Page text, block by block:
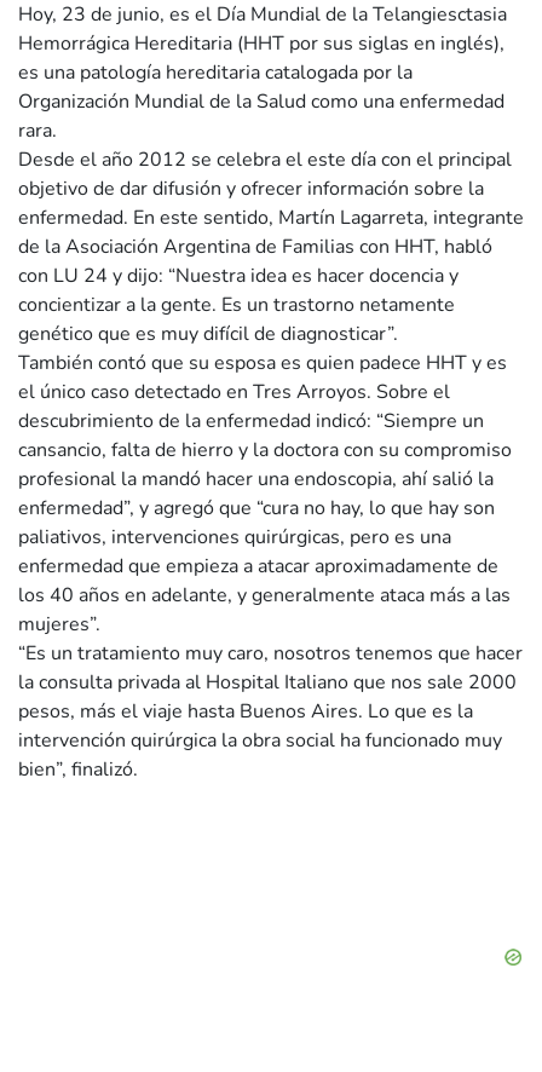
Hoy, 23 de junio, es el Día Mundial de la Telangiesctasia
Hemorrágica Hereditaria (HHT por sus siglas en inglés),
es una patología hereditaria catalogada por la
Organización Mundial de la Salud como una enfermedad
rara.
Desde el año 2012 se celebra el este día con el principal
objetivo de dar difusión y ofrecer información sobre la
enfermedad. En este sentido, Martín Lagarreta, integrante
de la Asociación Argentina de Familias con HHT, habló
con LU 24 y dijo: “Nuestra idea es hacer docencia y
concientizar a la gente. Es un trastorno netamente
genético que es muy difícil de diagnosticar”.
También contó que su esposa es quien padece HHT y es
el único caso detectado en Tres Arroyos. Sobre el
descubrimiento de la enfermedad indicó: “Siempre un
cansancio, falta de hierro y la doctora con su compromiso
profesional la mandó hacer una endoscopia, ahí salió la
enfermedad”, y agregó que “cura no hay, lo que hay son
paliativos, intervenciones quirúrgicas, pero es una
enfermedad que empieza a atacar aproximadamente de
los 40 años en adelante, y generalmente ataca más a las
mujeres”.
“Es un tratamiento muy caro, nosotros tenemos que hacer
la consulta privada al Hospital Italiano que nos sale 2000
pesos, más el viaje hasta Buenos Aires. Lo que es la
intervención quirúrgica la obra social ha funcionado muy
bien”, finalizó.